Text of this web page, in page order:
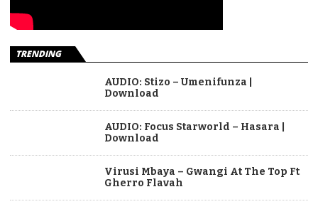
TRENDING
AUDIO: Stizo – Umenifunza |
Download
AUDIO: Focus Starworld – Hasara |
Download
Virusi Mbaya – Gwangi At The Top Ft
Gherro Flavah